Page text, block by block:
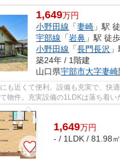
1,649万円
小野田線 「妻崎 」駅
宇部線 「岩鼻 」駅 徒
小野田線 「長門長沢
築24年 / 1階建
山口県宇部市大字妻
も近くて便利。設備も充実で、快
物件。充実設備の1LDKは落ち着い
もあるので有効活用しま...
1,649万円
- / 1LDK / 81.98㎡